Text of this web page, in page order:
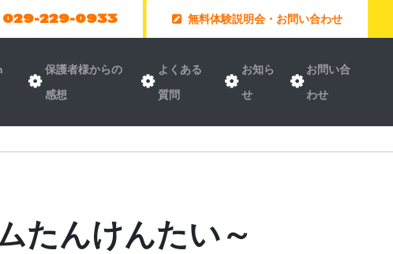
029-229-0933 無料体験説明会・お問い合わせ
保護者様からの
感想
よくある
質問
お知ら
せ
お問い合
わせ
たんけんたい～